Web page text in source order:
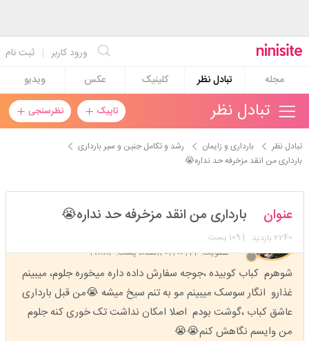
ثبت نام | ورود کاربر
مجله
تبادل نظر کلینیک عکس ویدیو
تاپیک نظرسنجی تبادل نظر
تبادل نظر بارداری و زایمان
رشد و تکامل جنین و سیر بارداری
بارداری من انقد مزخرفه حد نداره😭
77__reyhan
عضویت: 1402/06/22 تعداد پست: 19883
عنوان بارداری من انقد مزخرفه حد نداره😭
2240 بازدید | 109 پست
شوهرم کباب کوبیده ،جوجه سفارش داده داره میخوره جلوم، میبینم
غذارو انگار سوسک میبینم مو به تنم سیخ میشه 😭من قبل بارداری
عاشق کباب ،گوشت بودم اصلا امکان نداشت تک خوری کنه جلوم
من وایسم نگاهش کنم😭😭